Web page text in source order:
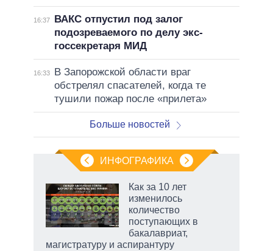
16:37
ВАКС отпустил под залог
подозреваемого по делу экс-
госсекретаря МИД
16:33
В Запорожской области враг
обстрелял спасателей, когда те
тушили пожар после «прилета»
Больше новостей
ИНФОГРАФИКА
Как за 10 лет
изменилось
количество
поступающих в
бакалавриат,
магистратуру и аспирантуру